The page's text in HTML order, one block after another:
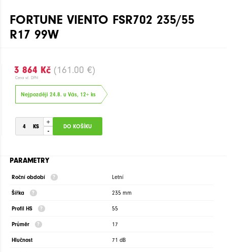
FORTUNE VIENTO FSR702 235/55
R17 99W
3 864 Kč (161.00 €)
Cena vč. DPH
Nejpozději 24.8. u Vás, 12+ ks
+
-
PARAMETRY
Roční období Letní
Šířka 235 mm
Profil HS 55
Průměr 17
Hlučnost 71 dB